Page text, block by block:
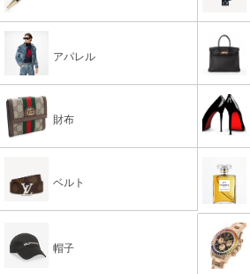
アパレル
財布
ベルト
帽子